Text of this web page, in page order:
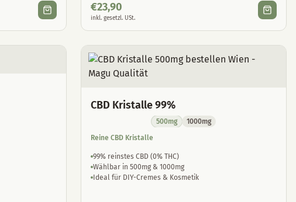
€23,90
inkl. gesetzl. USt.
CBD Kristalle 99%
500mg
1000mg
Reine CBD Kristalle
99% reinstes CBD (0% THC)
Wählbar in 500mg & 1000mg
Ideal für DIY-Cremes & Kosmetik